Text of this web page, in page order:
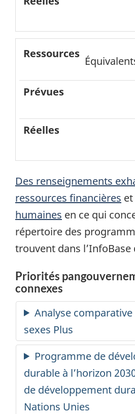
Réelles
Des renseignements
ressources financières et
humaines en ce qui
répertoire des
trouvent dans l’InfoBase
Priorités
connexes